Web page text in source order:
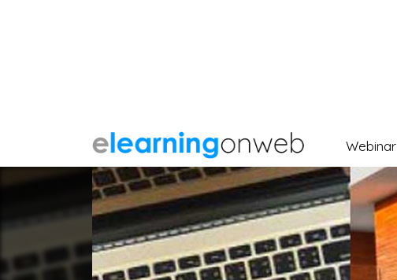
Webinar